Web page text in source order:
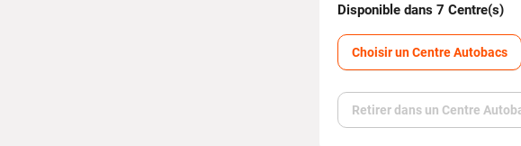
Disponible dans 7 Centre(s)
Choisir un Centre Autobacs
Retirer dans un Centre